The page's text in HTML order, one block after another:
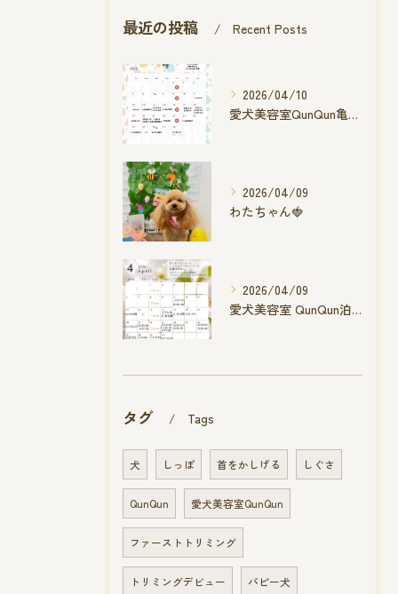
最近の投稿 Recent Posts
2026/04/10
愛犬美容室QunQun亀山エコー店
2026/04/09
わたちゃん🍓
2026/04/09
愛犬美容室 QunQun泊店 4月空き状況です
タグ Tags
犬 しっぽ 首をかしげる しぐさ
QunQun 愛犬美容室QunQun
ファーストトリミング
トリミングデビュー パピー犬